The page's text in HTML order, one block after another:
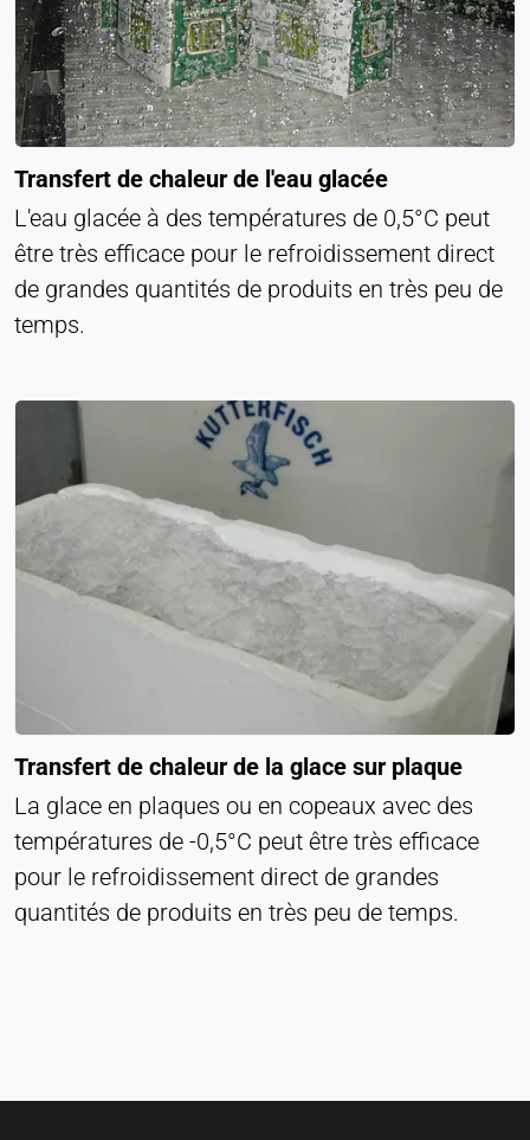
Transfert de chaleur de l'eau glacée
L'eau glacée à des températures de 0,5°C peut
être très efficace pour le refroidissement direct
de grandes quantités de produits en très peu de
temps.
Transfert de chaleur de la glace sur plaque
La glace en plaques ou en copeaux avec des
températures de -0,5°C peut être très efficace
pour le refroidissement direct de grandes
quantités de produits en très peu de temps.